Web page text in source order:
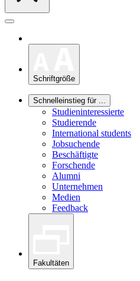
Schriftgröße
Schnelleinstieg für ...
Studieninteressierte
Studierende
International students
Jobsuchende
Beschäftigte
Forschende
Alumni
Unternehmen
Medien
Feedback
Fakultäten